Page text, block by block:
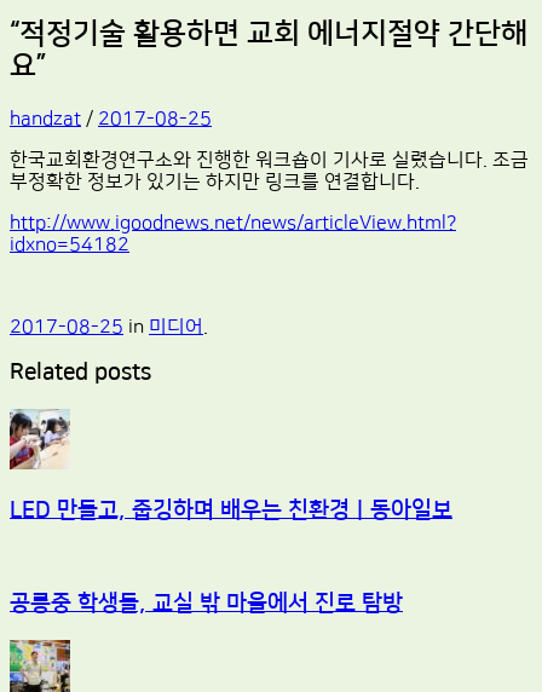
“적정기술 활용하면 교회 에너지절약 간단해
요”
handzat / 2017-08-25
한국교회환경연구소와 진행한 워크숍이 기사로 실렸습니다. 조금
부정확한 정보가 있기는 하지만 링크를 연결합니다.
http://www.igoodnews.net/news/articleView.html?
idxno=54182
2017-08-25 in 미디어
Related posts
LED 만들고, 줍깅하며 배우는 친환경｜동아일보
공릉중 학생들, 교실 밖 마을에서 진로 탐방